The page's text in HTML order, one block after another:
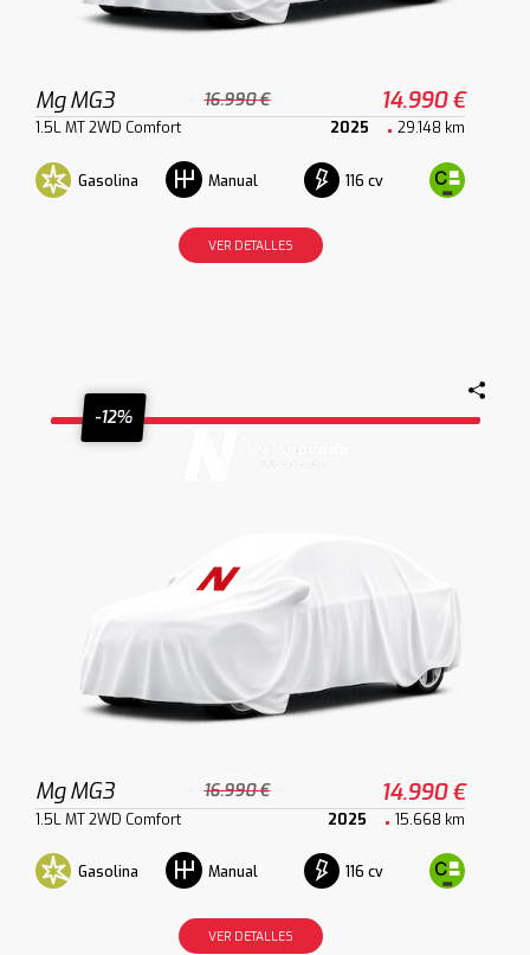
Mg MG3 16.990 € 14.990 €
1.5L MT 2WD Comfort 2025 29.148 km
Gasolina Manual 116 cv
VER DETALLES
-12%
Mg MG3 16.990 € 14.990 €
1.5L MT 2WD Comfort 2025 15.668 km
Gasolina Manual 116 cv
VER DETALLES